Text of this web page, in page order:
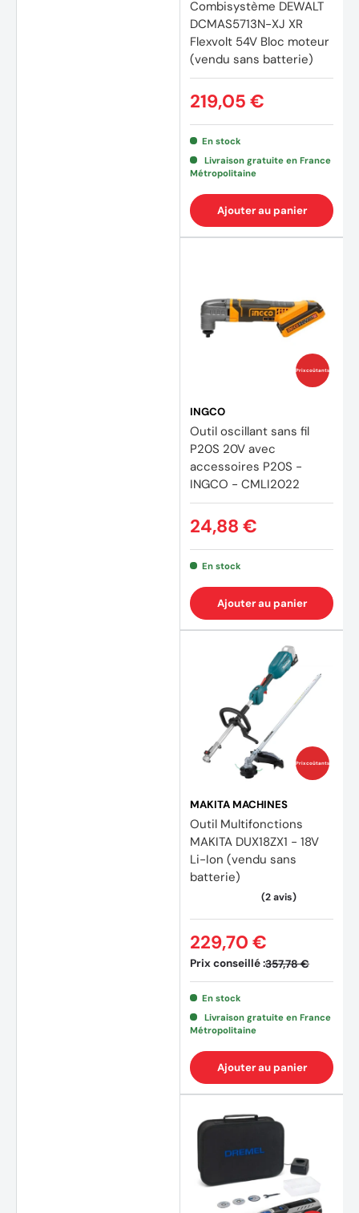
(6
Combisystème DEWALT
DCMAS5713N-XJ XR
Flexvolt 54V Bloc moteur
(vendu sans batterie)
219,05 €
En stock
Livraison gratuite en France
Métropolitaine
Ajouter au panier
Prix coûtants
INGCO
Outil oscillant sans fil
P20S 20V avec
accessoires P20S -
INGCO - CMLI2022
24,88 €
En stock
Ajouter au panier
Prix coûtants
MAKITA MACHINES
Outil Multifonctions
MAKITA DUX18ZX1 - 18V
Li-Ion (vendu sans
batterie)
Prix conseillé :357,78 €
229,70 €
En stock
Livraison gratuite en France
Métropolitaine
Ajouter au panier